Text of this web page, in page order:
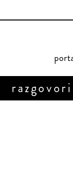
razgovori